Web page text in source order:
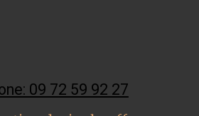
09 72 59 92 27